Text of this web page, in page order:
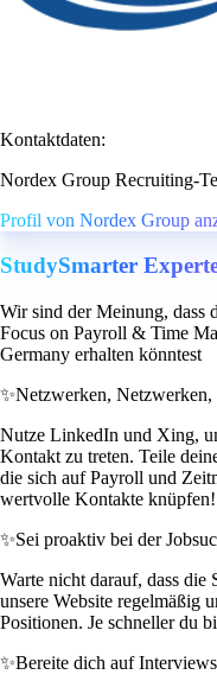
Kontaktdaten:
Nordex Group Recruiting-
Profil von Nordex Group
StudySmarter
Wir sind der Meinung, dass
Focus on Payroll & Time
Germany erhalten könntest
✨Netzwerken,
Nutze LinkedIn und Xing,
Kontakt zu treten. Teile
die sich auf Payroll und
wertvolle Kontakte knüpfen!
✨Sei proaktiv bei der
Warte nicht darauf, dass die
unsere Website regelmäßig
Positionen. Je schneller du
✨Bereite dich auf